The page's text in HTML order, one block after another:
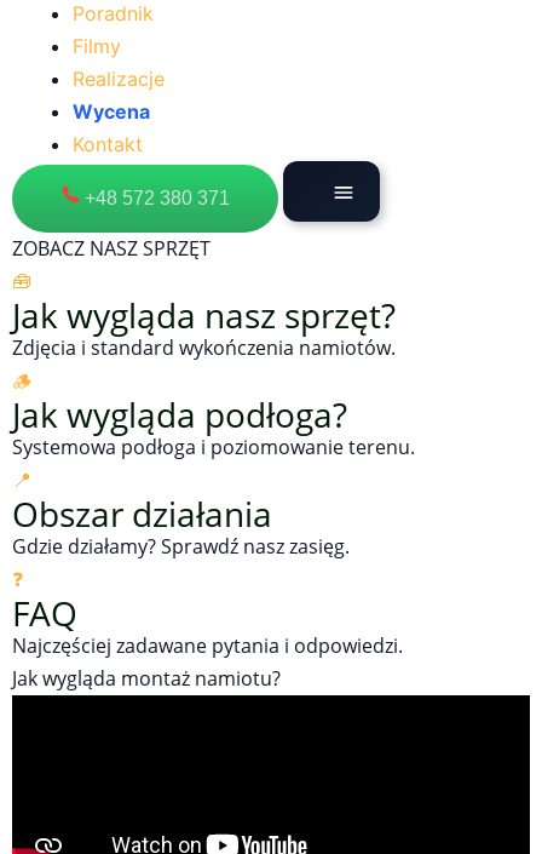
Poradnik
Filmy
Realizacje
Wycena
Kontakt
+48 572 380 371
ZOBACZ NASZ SPRZĘT
🧰
Jak wygląda nasz sprzęt?
Zdjęcia i standard wykończenia namiotów.
🪵
Jak wygląda podłoga?
Systemowa podłoga i poziomowanie terenu.
📍
Obszar działania
Gdzie działamy? Sprawdź nasz zasięg.
❓
FAQ
Najczęściej zadawane pytania i odpowiedzi.
Jak wygląda montaż namiotu?